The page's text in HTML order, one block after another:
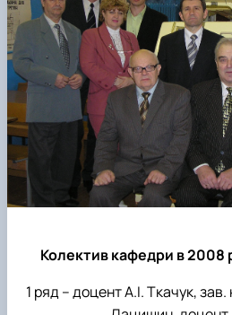
Колектив кафедри в 2008
1 ряд – доцент А.І. Ткачук,